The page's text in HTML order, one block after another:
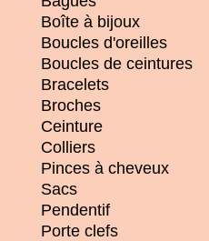
Boîte à bijoux
Boucles d'oreilles
Boucles de ceintures
Bracelets
Broches
Ceinture
Colliers
Pinces à cheveux
Sacs
Pendentif
Porte clefs